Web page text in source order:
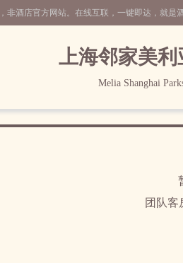
酒店官方网站。在线互联，一键即达，就是
上海邻家美利
Melia Shanghai
团队客